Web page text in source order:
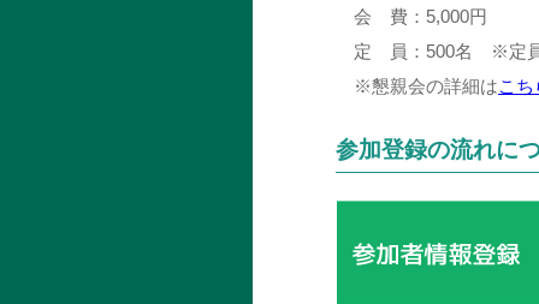
会 費： 5,000円
定 員： 500名 ※定員
※懇親会の詳細はこち
参加登録の流れに